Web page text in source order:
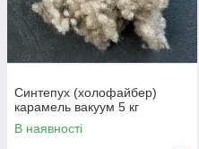
Синтепух (холофайбер)
карамель вакуум 5 кг
В наявності